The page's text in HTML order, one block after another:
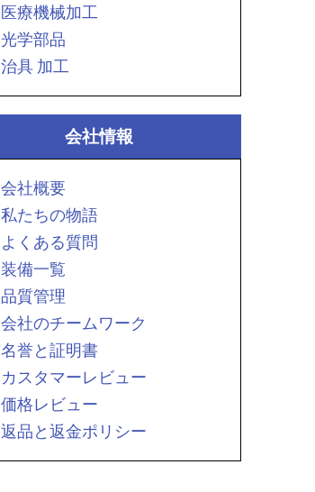
医療機械加工
光学部品
治具 加工
会社情報
会社概要
私たちの物語
よくある質問
装備一覧
品質管理
会社のチームワーク
名誉と証明書
カスタマーレビュー
価格レビュー
返品と返金ポリシー